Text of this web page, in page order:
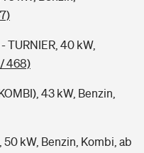
TURNIER, 40 kW,
468)
43 kW, Benzin,
50 kW, Benzin, Kombi, ab